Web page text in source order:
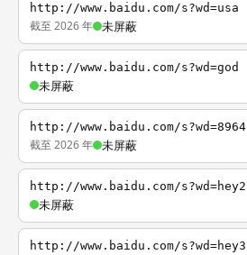
http://www.baidu.com/s?wd=usa
截至 2026 年 未屏蔽
http://www.baidu.com/s?wd=god
未屏蔽
http://www.baidu.com/s?wd=8964
截至 2026 年 未屏蔽
http://www.baidu.com/s?wd=hey2
未屏蔽
http://www.baidu.com/s?wd=hey3